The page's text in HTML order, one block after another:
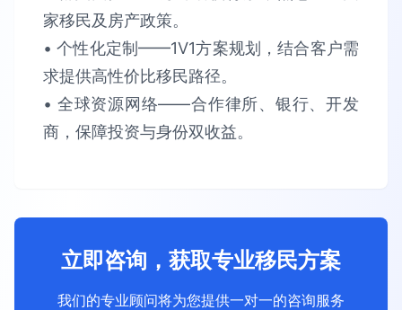
家​​移民及房产政策。​​
• 个性化定制​​——1V1方案规划，结合客户需
求提供​​高性价比​​移民路径。​​
• 全球资源网络​​——合作律所、银行、开发
商，保障​​投资与身份双收益​​。
立即咨询，获取专业移民方案
我们的专业顾问将为您提供一对一的咨询服务